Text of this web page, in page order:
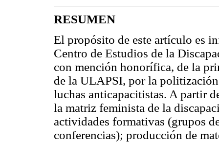
RESUMEN
El propósito de este artículo es
Centro de Estudios de la
con mención honorífica, de la
de la ULAPSI, por la
luchas anticapacitistas. A partir
la matriz feminista de la
actividades formativas (grupos
conferencias); producción de